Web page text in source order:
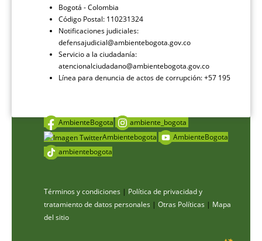
Bogotá - Colombia
Código Postal: 110231324
Notificaciones judiciales:
defensajudicial@ambientebogota.gov.co
Servicio a la ciudadanía:
atencionalciudadano@ambientebogota.gov.co
Línea para denuncia de actos de corrupción: +57 195
AmbienteBogota
ambiente_bogota
Ambientebogota
AmbienteBogota
ambientebogota
Términos y condiciones | Política de privacidad y
tratamiento de datos personales | Otras Políticas | Mapa
del sitio